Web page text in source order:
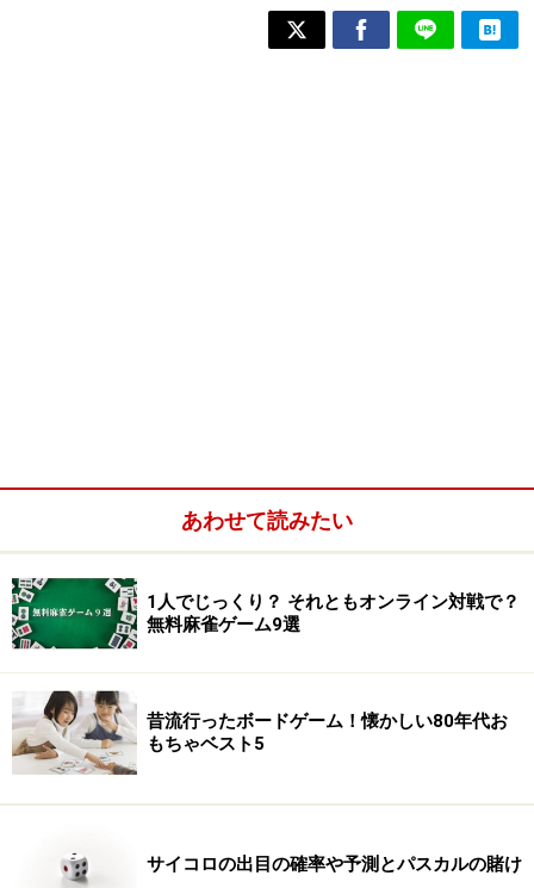
あわせて読みたい
1人でじっくり？ それともオンライン対戦で？
無料麻雀ゲーム9選
昔流行ったボードゲーム！懐かしい80年代お
もちゃベスト5
サイコロの出目の確率や予測とパスカルの賭け